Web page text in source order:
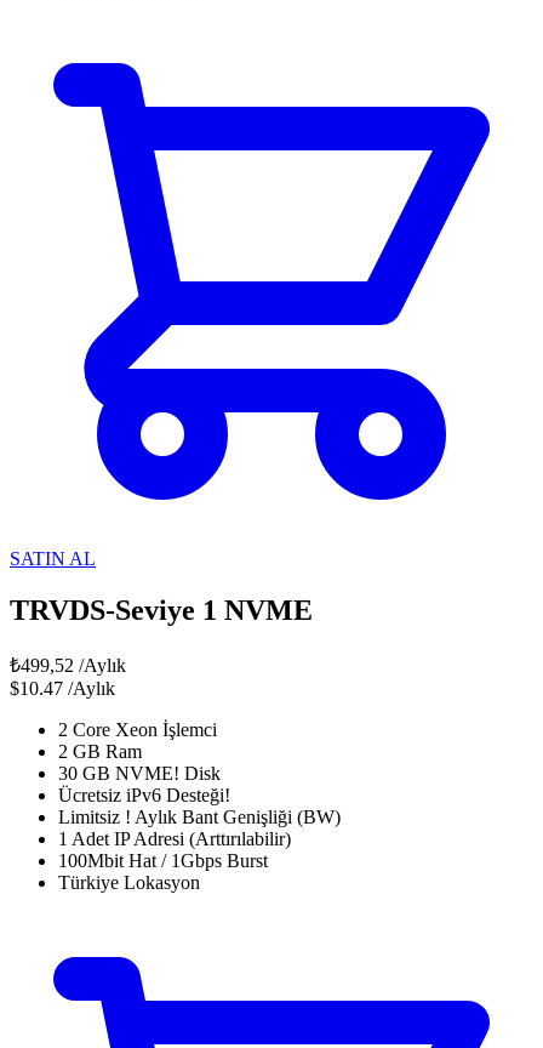
SATIN AL
TRVDS-Seviye 1 NVME
₺499,52 /Aylık
$10.47 /Aylık
2 Core Xeon İşlemci
2 GB Ram
30 GB NVME! Disk
Ücretsiz iPv6 Desteği!
Limitsiz ! Aylık Bant Genişliği (BW)
1 Adet IP Adresi (Arttırılabilir)
100Mbit Hat / 1Gbps Burst
Türkiye Lokasyon